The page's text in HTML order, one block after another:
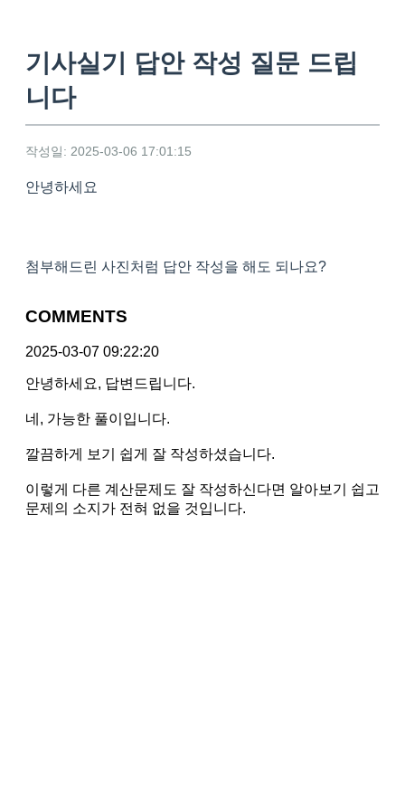
기사실기 답안 작성 질문 드립
니다
작성일: 2025-03-06 17:01:15
안녕하세요
첨부해드린 사진처럼 답안 작성을 해도 되나요?
COMMENTS
2025-03-07 09:22:20
안녕하세요, 답변드립니다.
네, 가능한 풀이입니다.
깔끔하게 보기 쉽게 잘 작성하셨습니다.
이렇게 다른 계산문제도 잘 작성하신다면 알아보기 쉽고
문제의 소지가 전혀 없을 것입니다.